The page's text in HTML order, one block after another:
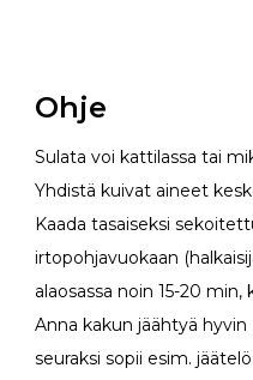
Ohje
Sulata voi kattilassa tai
Yhdistä kuivat aineet
Kaada tasaiseksi
irtopohjavuokaan
alaosassa noin 15-20
Anna kakun jäähtyä
seuraksi sopii esim.